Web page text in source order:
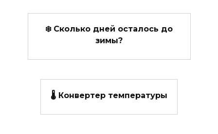
❄️ Сколько дней осталось до
зимы?
🌡️ Конвертер температуры